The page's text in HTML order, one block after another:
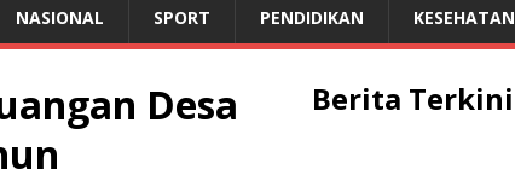
NASIONAL SPORT PENDIDIKAN KESEHATAN
Desa
Berita Terkini